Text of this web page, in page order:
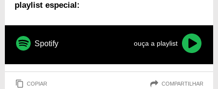
playlist especial:
Spotify ouça a playlist
COPIAR COMPARTILHAR